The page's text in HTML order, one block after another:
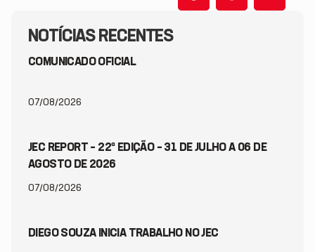
NOTÍCIAS RECENTES
COMUNICADO OFICIAL
07/08/2026
JEC REPORT – 22ª EDIÇÃO – 31 DE JULHO A 06 DE
AGOSTO DE 2026
07/08/2026
DIEGO SOUZA INICIA TRABALHO NO JEC